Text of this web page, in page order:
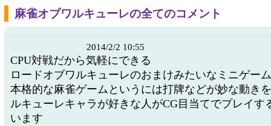
麻雀オブワルキューレの全てのコメント
2014/2/2 10:55
CPU対戦だから気軽にできる
ロードオブワルキューレのおまけみたいなミニゲー
本格的な麻雀ゲームというには打牌などが妙な動き
ルキューレキャラが好きな人がCG目当てでプレイす
います